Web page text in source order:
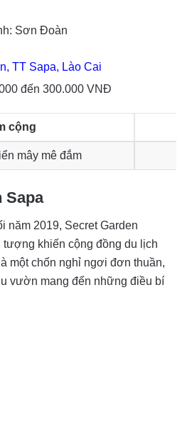
Sơn Đoàn
TT Sapa, Lào Cai
đến 300.000 VNĐ
cộng
mây mê đắm
Sapa
năm 2019, Secret Garden
tượng khiến cộng đồng du lịch
một chốn nghỉ ngơi đơn thuần,
vườn mang đến những điều bí